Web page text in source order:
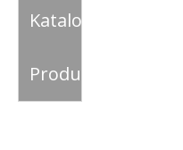
Español
Italiano
Katalog
Produk